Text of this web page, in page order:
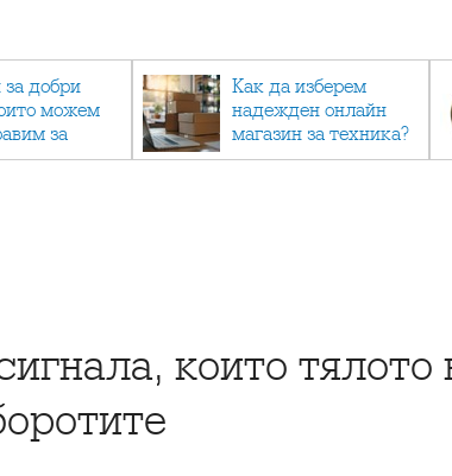
за добри
можем
за
непознат
Как да изберем
надежден онлайн
магазин за техника?
които